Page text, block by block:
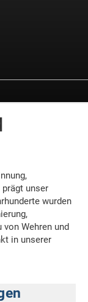
unser
wurden
von Wehren und
in unserer